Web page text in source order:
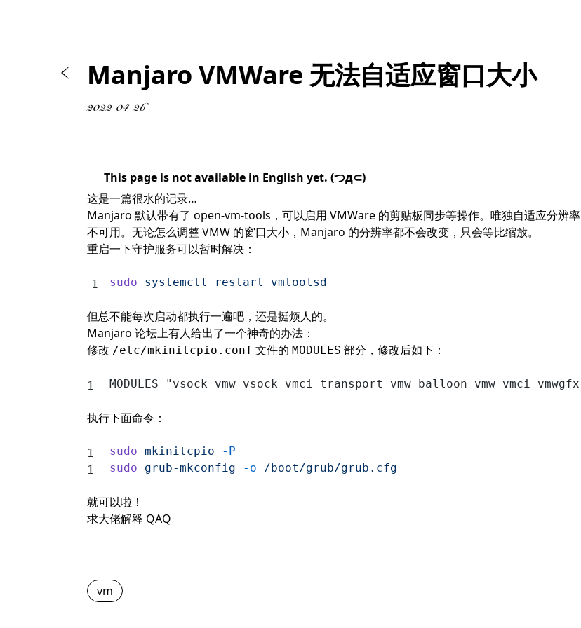
Manjaro VMWare 无法自适应窗口大小
2022-04-26
This page is not available in English yet. (つд⊂)
这是一篇很水的记录…
Manjaro 默认带有了 open-vm-tools，可以启用 VMWare 的剪贴板同步等操作。唯独自适应分辨率
不可用。无论怎么调整 VMW 的窗口大小，Manjaro 的分辨率都不会改变，只会等比缩放。
重启一下守护服务可以暂时解决：
sudo systemctl restart vmtoolsd
但总不能每次启动都执行一遍吧，还是挺烦人的。
Manjaro 论坛上有人给出了一个神奇的办法：
修改 /etc/mkinitcpio.conf 文件的 MODULES 部分，修改后如下：
MODULES="vsock vmw_vsock_vmci_transport vmw_balloon vmw_vmci vmwgfx"
执行下面命令：
sudo mkinitcpio -P
sudo grub-mkconfig -o /boot/grub/grub.cfg
就可以啦！
求大佬解释 QAQ
vm